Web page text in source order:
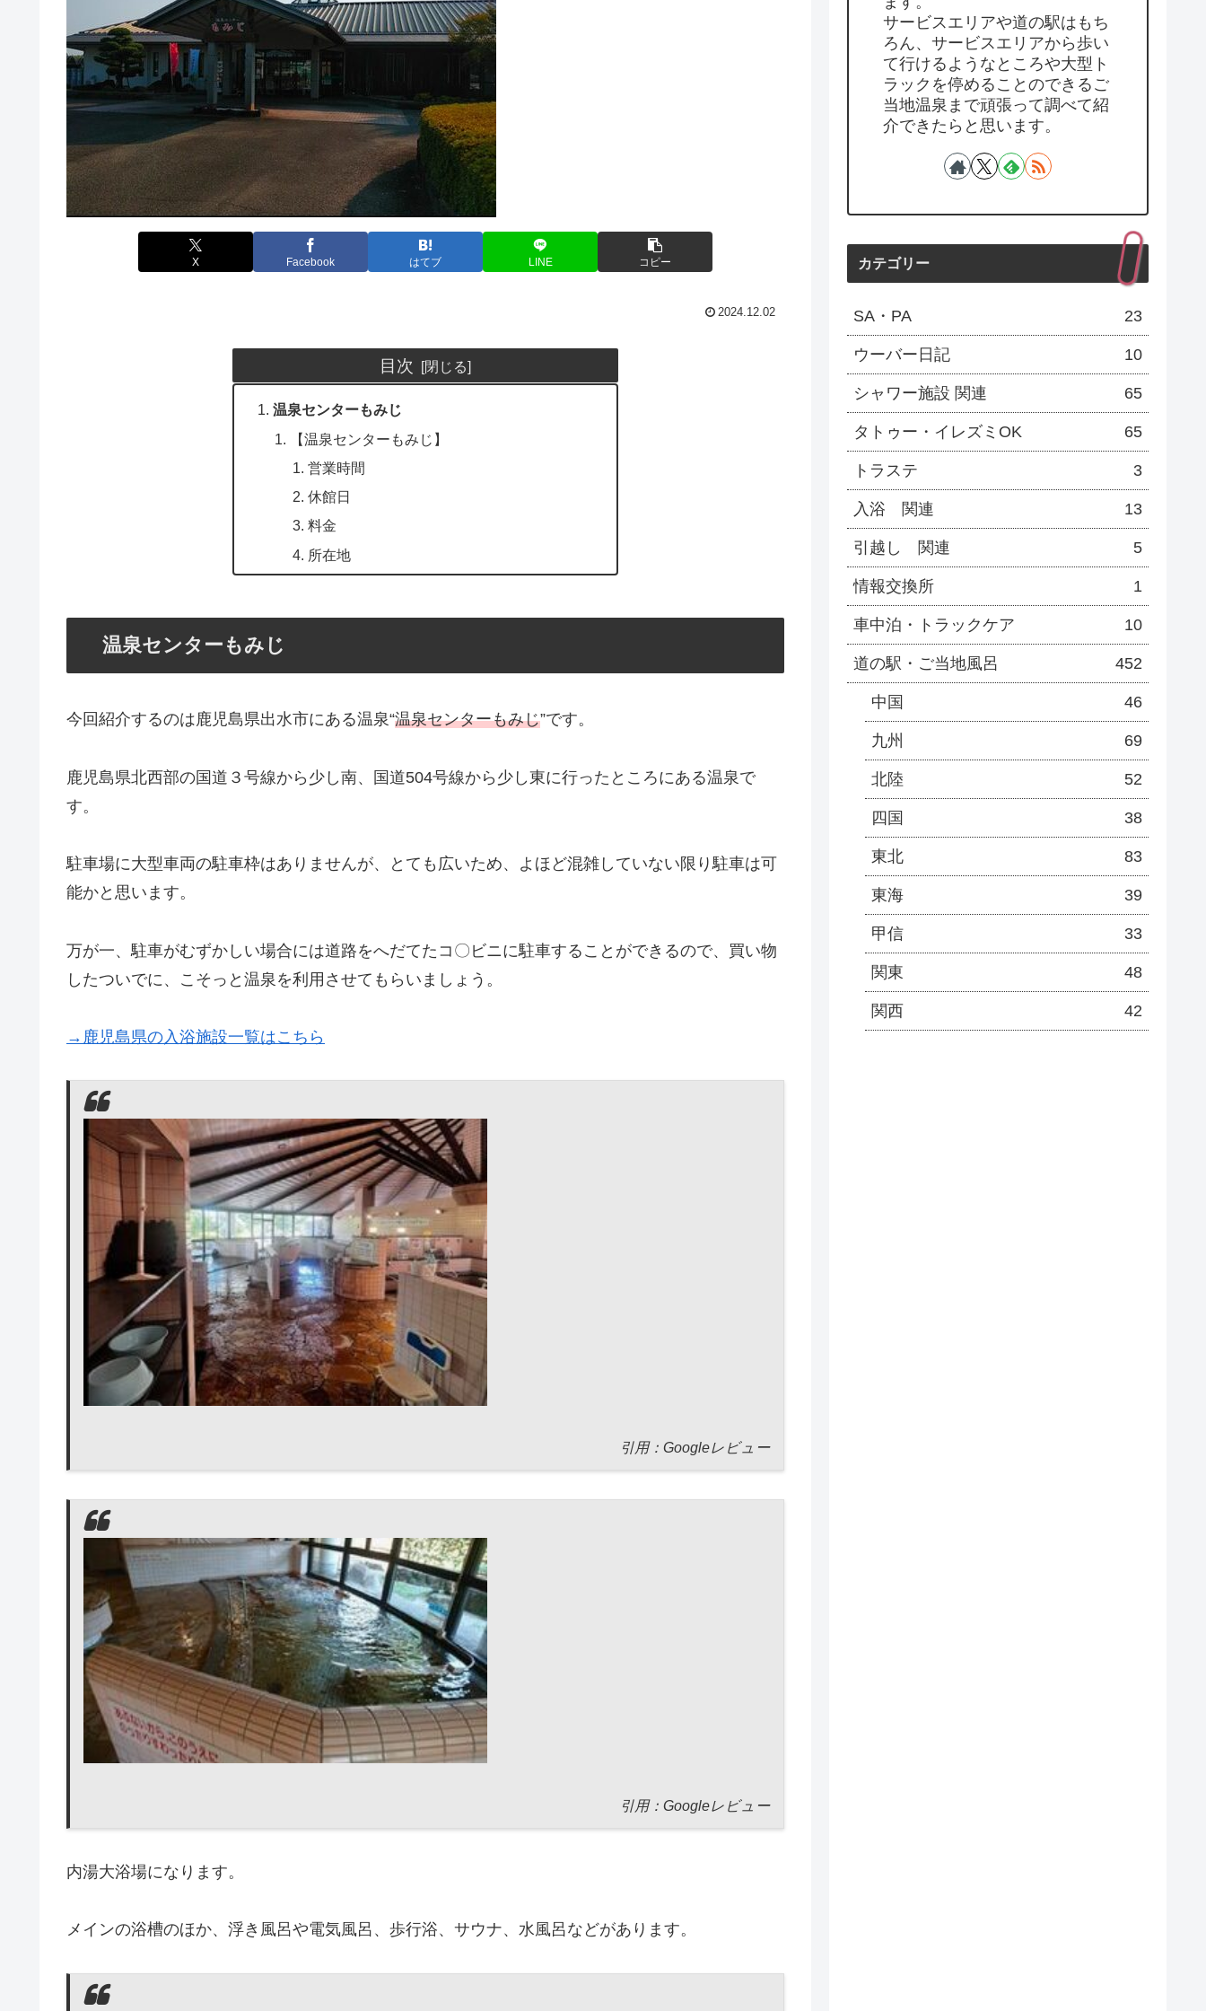
X Facebook はてブ LINE コピー
2024.12.02
目次
温泉センターもみじ
【温泉センターもみじ】
営業時間
休館日
料金
所在地
温泉センターもみじ
今回紹介するのは鹿児島県出水市にある温泉“温泉センターもみじ”です。
鹿児島県北西部の国道３号線から少し南、国道504号線から少し東に行ったところにある温泉で
す。
駐車場に大型車両の駐車枠はありませんが、とても広いため、よほど混雑していない限り駐車は可
能かと思います。
万が一、駐車がむずかしい場合には道路をへだてたコ〇ビニに駐車することができるので、買い物
したついでに、こそっと温泉を利用させてもらいましょう。
→鹿児島県の入浴施設一覧はこちら
引用：Googleレビュー
引用：Googleレビュー
内湯大浴場になります。
メインの浴槽のほか、浮き風呂や電気風呂、歩行浴、サウナ、水風呂などがあります。
サービスエリアや道の駅はもち
ろん、サービスエリアから歩い
て行けるようなところや大型ト
ラックを停めることのできるご
当地温泉まで頑張って調べて紹
介できたらと思います。
カテゴリー
SA・PA 23
ウーバー日記 10
シャワー施設 関連 65
タトゥー・イレズミOK 65
トラステ 3
入浴 関連 13
引越し 関連 5
情報交換所 1
車中泊・トラックケア 10
道の駅・ご当地風呂 452
中国 46
九州 69
北陸 52
四国 38
東北 83
東海 39
甲信 33
関東 48
関西 42